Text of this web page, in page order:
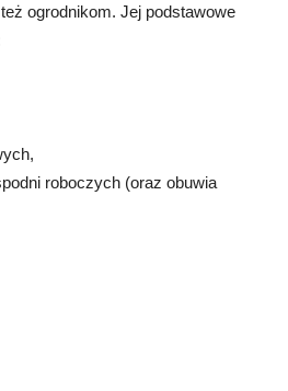
ogrodnikom. Jej podstawowe
roboczych (oraz obuwia